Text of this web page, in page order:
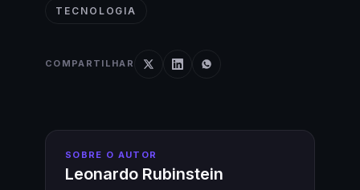
TECNOLOGIA
COMPARTILHAR
SOBRE O AUTOR
Leonardo Rubinstein